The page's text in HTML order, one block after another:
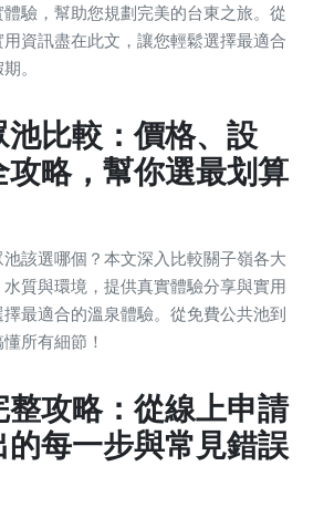
驗，幫助您規劃完美的台東之旅。從
資訊盡在此文，讓您輕鬆選擇最適合
。
池比較：價格、設
攻略，幫你選最划算
該選哪個？本文深入比較關子嶺各大
質與環境，提供真實體驗分享與實用
最適合的溫泉體驗。從免費公共池到
所有細節！
整攻略：從線上申請
的每一步與常見錯誤